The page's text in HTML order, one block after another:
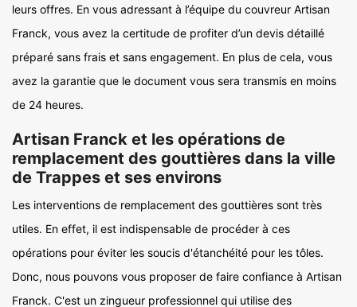
leurs offres. En vous adressant à l’équipe du couvreur Artisan
Franck, vous avez la certitude de profiter d’un devis détaillé
préparé sans frais et sans engagement. En plus de cela, vous
avez la garantie que le document vous sera transmis en moins
de 24 heures.
Artisan Franck et les opérations de
remplacement des gouttières dans la ville
de Trappes et ses environs
Les interventions de remplacement des gouttières sont très
utiles. En effet, il est indispensable de procéder à ces
opérations pour éviter les soucis d'étanchéité pour les tôles.
Donc, nous pouvons vous proposer de faire confiance à Artisan
Franck. C'est un zingueur professionnel qui utilise des